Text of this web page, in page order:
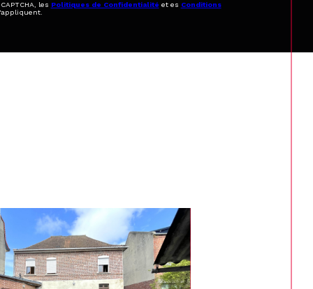
les Politiques de Confidentialité et es Conditions